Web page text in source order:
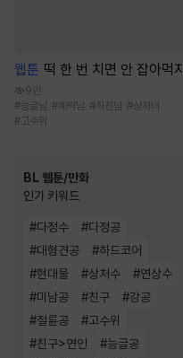
웹툰 떡 한 번 치면 안 잡아먹지
9만
#능글남 # 계략남 #직진남 #상처녀
#고수위
BL 웹툰/만화
인기 키워드
#다정수 #다정공
#대형견공 #하드코어
#현대물 #상처수 #연상수
#미남공 #친구 #강공
#절륜공 #고수위
#친구>연인 #능글공